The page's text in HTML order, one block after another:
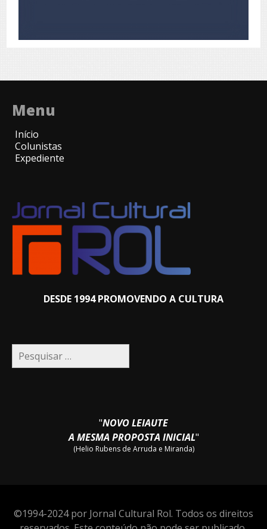
Menu
Início
Colunistas
Expediente
DESDE 1994 PROMOVENDO A CULTURA
Pesquisar
por:
"NOVO LEIAUTE
A MESMA PROPOSTA INICIAL"
(Helio Rubens de Arruda e Miranda)
©1994-2024 por Jornal Cultural Rol. Todos os direitos